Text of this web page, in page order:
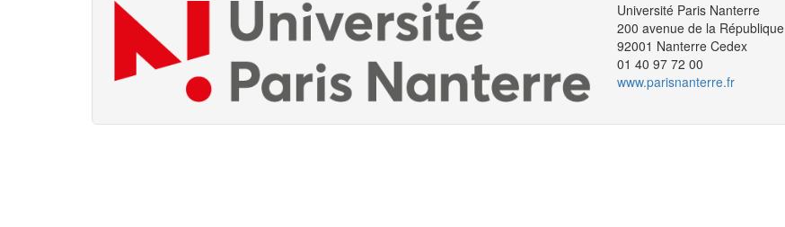
Université Paris Nanterre
200 avenue de la République
92001 Nanterre Cedex
01 40 97 72 00
www.parisnanterre.fr